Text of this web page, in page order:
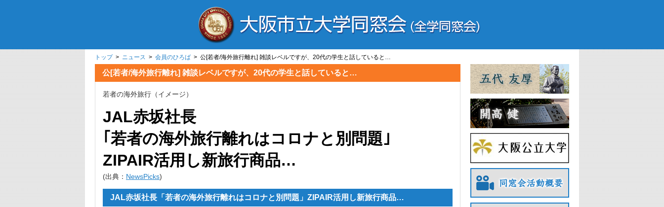
トップ> ニュース > 会員のひろば > 公[若者/海外旅行離れ] 雑談レベルですが、20代の学生と話していると…
公[若者/海外旅行離れ] 雑談レベルですが、20代の学生と話していると…
若者の海外旅行（イメージ）
JAL赤坂社長
｢若者の海外旅行離れはコロナと別問題｣
ZIPAIR活用し新旅行商品…
(出典： NewsPicks)
JAL赤坂社長 「若者の海外旅行離れはコロナと別問題」 ZIPAIR活用し新旅行商品…